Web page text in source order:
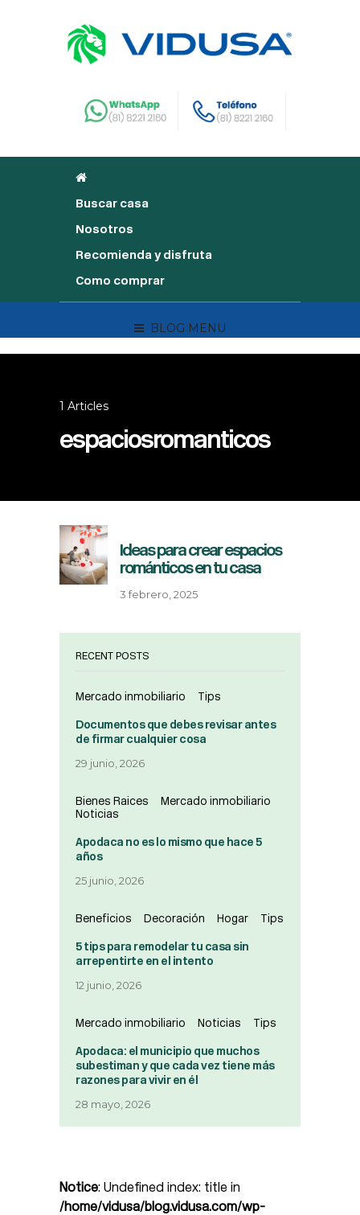
Buscar casa
Nosotros
Recomienda y disfruta
Como comprar
BLOG MENU
1 Articles
espaciosromanticos
Ideas para crear espacios
románticos en tu casa
3 febrero, 2025
RECENT POSTS
Mercado inmobiliario Tips
Documentos que debes revisar antes
de firmar cualquier cosa
29 junio, 2026
Bienes Raices
Mercado inmobiliario
Noticias
Apodaca no es lo mismo que hace 5
años
25 junio, 2026
Beneficios Decoración Hogar Tips
5 tips para remodelar tu casa sin
arrepentirte en el intento
12 junio, 2026
Mercado inmobiliario Noticias Tips
Apodaca: el municipio que muchos
subestiman y que cada vez tiene más
razones para vivir en él
28 mayo, 2026
Notice: Undefined index: title in
/home/vidusa/blog.vidusa.com/wp-